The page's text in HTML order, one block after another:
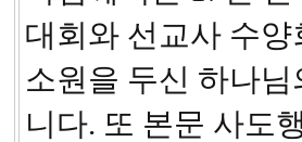
대회와 선교사 수
소원을 두신 하나
니다. 또 본문 사도